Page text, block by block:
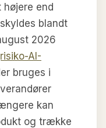
end
blandt
2026
AI-
bruges i
kan
og trække